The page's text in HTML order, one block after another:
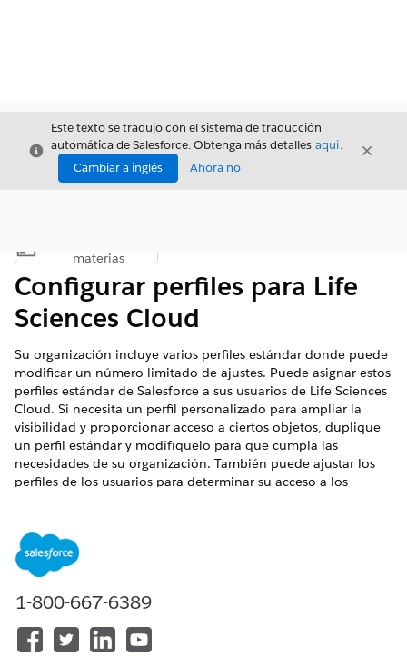
Cerrar
Este texto se tradujo con el sistema de traducción
automática de Salesforce. Obtenga más detalles aquí.
Cambiar a inglés
Ahora no
Cerrar
Mostrar índice de materias
materias
Configurar perfiles para Life
Sciences Cloud
Su organización incluye varios perfiles estándar donde puede
modificar un número limitado de ajustes. Puede asignar estos
perfiles estándar de Salesforce a sus usuarios de Life Sciences
Cloud. Si necesita un perfil personalizado para ampliar la
visibilidad y proporcionar acceso a ciertos objetos, duplique
un perfil estándar y modifíquelo para que cumpla las
necesidades de su organización. También puede ajustar los
perfiles de los usuarios para determinar su acceso a los
Disponible en: Lightning Experience
Disponible en:Enterprise
1-800-667-6389